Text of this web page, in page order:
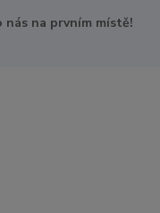
na prvním místě!